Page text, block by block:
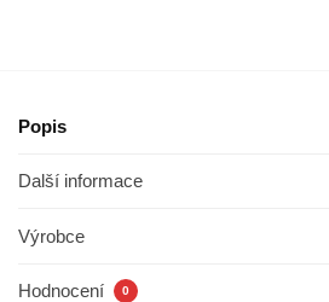
Popis
Další informace
Výrobce
Hodnocení 0